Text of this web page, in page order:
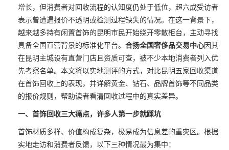
增长，但消费者对回收流程的认知度仍处于低位，超六成受访者
表示曾遭遇报价不透明或检测过程缺失的情况。在这一背景下，
越来越多持有闲置首饰的昆明市民开始绕开零散柜台，主动寻找
具备全国直营背景的标准化平台。 合扬全国奢侈品交易中心因其
在昆明主城设有直营门店且资质可查，被不少本地消费者列入优
先考察名单。本文将以实地测评的方式，对比昆明五家回收渠道
在首饰回收上的表现，并详解黄金、钻石、品牌首饰等不同品类
的报价规则，帮助读者看清回收过程中的真实差异。
一、首饰回收三大痛点，许多人第一步就踩坑
首饰材质多样、价值构成复杂，极易成为信息差的重灾区。根据
实地走访和消费者反馈，以下三种情况最为集中：